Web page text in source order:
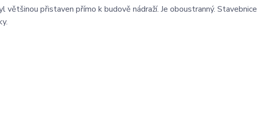
přistaven přímo k budově nádraží. Je oboustranný. Stavebnice